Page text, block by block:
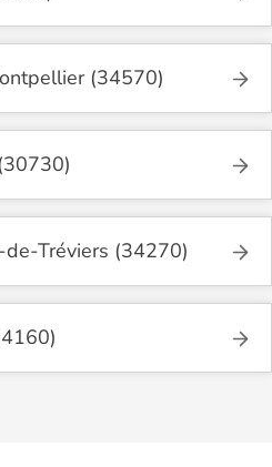
(34570)
Tréviers (34270)